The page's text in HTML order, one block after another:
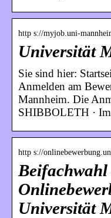
http s://myjob.uni-
Universität
Sie sind hier:
Anmelden am
Mannheim. Die
SHIBBOLETH ·
http s://
Beifachwahl
Universität